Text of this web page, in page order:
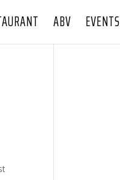
ABV EVENTS